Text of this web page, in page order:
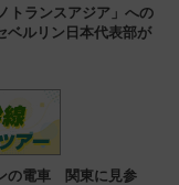
トランスアジア」への
ルリン日本代表部が
の電車 関東に見参